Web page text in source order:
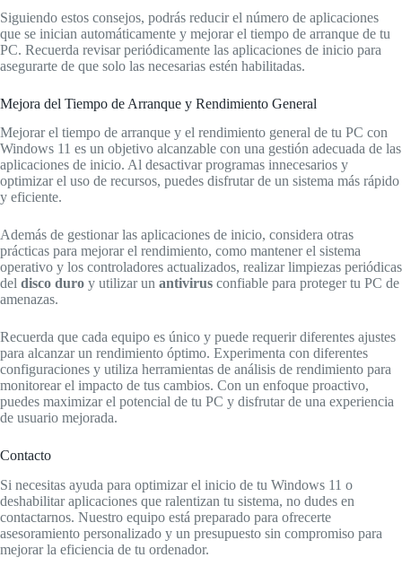
Siguiendo estos consejos, podrás reducir el número de aplicaciones
que se inician automáticamente y mejorar el tiempo de arranque de tu
PC. Recuerda revisar periódicamente las aplicaciones de inicio para
asegurarte de que solo las necesarias estén habilitadas.
Mejora del Tiempo de Arranque y Rendimiento General
Mejorar el tiempo de arranque y el rendimiento general de tu PC con
Windows 11 es un objetivo alcanzable con una gestión adecuada de las
aplicaciones de inicio. Al desactivar programas innecesarios y
optimizar el uso de recursos, puedes disfrutar de un sistema más rápido
y eficiente.
Además de gestionar las aplicaciones de inicio, considera otras
prácticas para mejorar el rendimiento, como mantener el sistema
operativo y los controladores actualizados, realizar limpiezas periódicas
del disco duro y utilizar un antivirus confiable para proteger tu PC de
amenazas.
Recuerda que cada equipo es único y puede requerir diferentes ajustes
para alcanzar un rendimiento óptimo. Experimenta con diferentes
configuraciones y utiliza herramientas de análisis de rendimiento para
monitorear el impacto de tus cambios. Con un enfoque proactivo,
puedes maximizar el potencial de tu PC y disfrutar de una experiencia
de usuario mejorada.
Contacto
Si necesitas ayuda para optimizar el inicio de tu Windows 11 o
deshabilitar aplicaciones que ralentizan tu sistema, no dudes en
contactarnos. Nuestro equipo está preparado para ofrecerte
asesoramiento personalizado y un presupuesto sin compromiso para
mejorar la eficiencia de tu ordenador.